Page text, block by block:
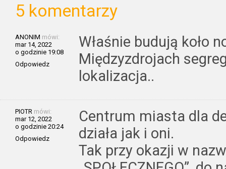
5 komentarzy
ANONIM mówi:
mar 14, 2022
o godzinie 19:08
Odpowiedz
Właśnie budują koło
Międzyzdrojach
lokalizacja..
PIOTR mówi:
mar 12, 2022
o godzinie 20:24
Odpowiedz
Centrum miasta dla
działa jak i oni.
Tak przy okazji w